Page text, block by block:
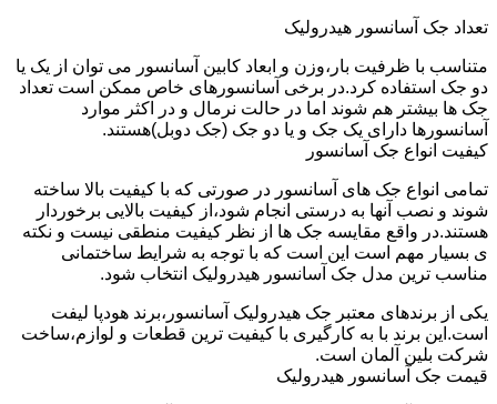
تعداد جک آسانسور هیدرولیک
متناسب با ظرفیت بار،وزن و ابعاد کابین آسانسور می توان از یک یا
دو جک استفاده کرد.در برخی آسانسورهای خاص ممکن است تعداد
جک ها بیشتر هم شوند اما در حالت نرمال و در اکثر موارد
آسانسورها دارای یک جک و یا دو جک (جک دوبل)هستند.
کیفیت انواع جک آسانسور
تمامی انواع جک های آسانسور در صورتی که با کیفیت بالا ساخته
شوند و نصب آنها به درستی انجام شود،از کیفیت بالایی برخوردار
هستند.در واقع مقایسه جک ها از نظر کیفیت منطقی نیست و نکته
ی بسیار مهم است این است که با توجه به شرایط ساختمانی
مناسب ترین مدل جک آسانسور هیدرولیک انتخاب شود.
یکی از برندهای معتبر جک هیدرولیک آسانسور،برند هودپا لیفت
است.این برند با به کارگیری با کیفیت ترین قطعات و لوازم،ساخت
شرکت بلین آلمان است.
قیمت جک آسانسور هیدرولیک